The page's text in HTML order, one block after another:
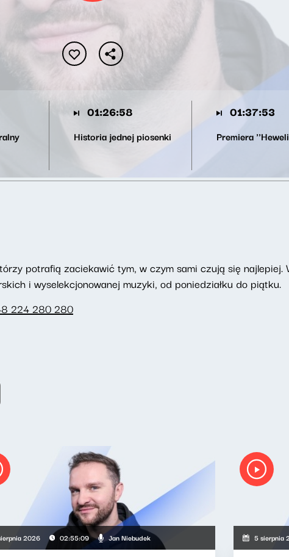
01:26:58
Historia jednej piosenki
01:37:53
Premiera
potrafią zaciekawić tym, w czym sami czują się
i wyselekcjonowanej muzyki, od poniedziałku do piątku.
224 280 280
2026 02:55:09 Jan Niebudek 5 sierpnia